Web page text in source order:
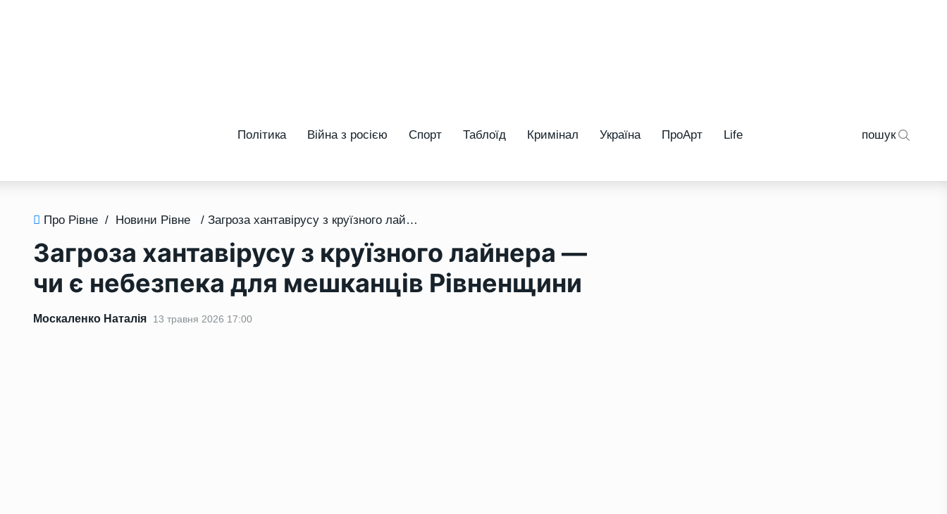
Політика Війна з росією Спорт Таблоїд Кримінал Україна ПроАрт Life пошук
Про Рівне / Новини Рівне / Загроза хантавірусу з круїзного лайнера — чи є небезпека для мешканців Рівненщини
Загроза хантавірусу з круїзного лайнера —
чи є небезпека для мешканців Рівненщини
Москаленко Наталія 13 травня 2026 17:00